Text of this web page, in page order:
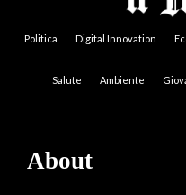
Politica Digital Innovation
Salute Ambiente
About